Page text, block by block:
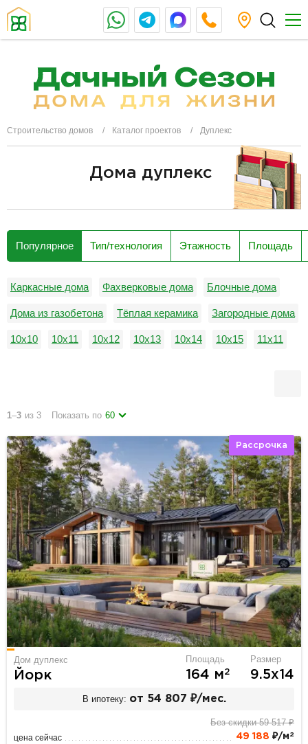
Строительство домов Каталог проектов Дуплекс
Дома дуплекс
Популярное Тип/технология Этажность Площадь
Каркасные дома Фахверковые дома Блочные дома
Дома из газобетона Тёплая керамика Загородные дома
10х10 10х11 10х12 10х13 10х14 10х15 11х11
1–3 из 3 Показать по 60
Рассрочка
Дом дуплекс
Йорк
Площадь
164 м2
Размер
9.5х14
В ипотеку: от 54 807 ₽/мес.
Без скидки 59 517 ₽
цена сейчас 49 188 ₽/м 2